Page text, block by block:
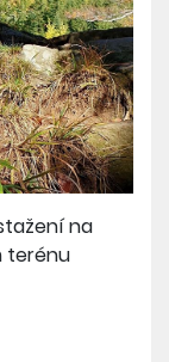
na
terénu